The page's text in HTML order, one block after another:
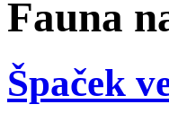
Fauna
Špaček